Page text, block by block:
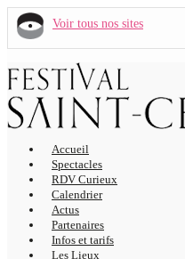
Voir tous nos sites
Accueil
Spectacles
RDV Curieux
Calendrier
Actus
Partenaires
Infos et tarifs
Les Lieux